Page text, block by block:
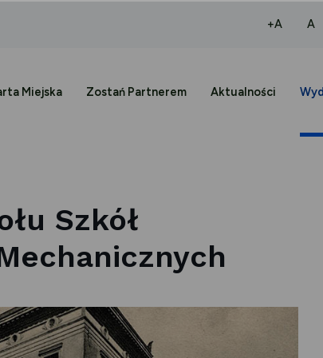
+A A
Miejska Zostań Partnerem Aktualności
Szkół